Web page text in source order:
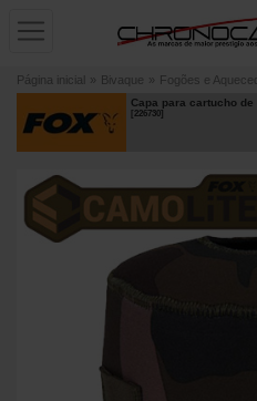
Página inicial » Bivaque » Fogões e
Capa para cartucho
[226730]